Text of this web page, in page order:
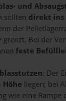
und
sollten direkt ins
der
grenzt. Bei der
feste
: Der
liegen; bei
wie eine Rampe